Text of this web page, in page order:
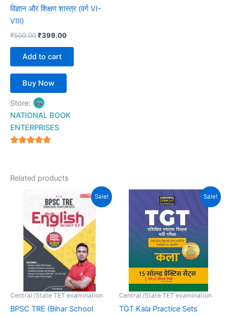
विज्ञान और शिक्षण शास्त्र (वर्ग VI-
VIII)
₹500.00₹399.00
Add to cart
Buy Now
Store:
NATIONAL BOOK
ENTERPRISES
Related products
Sale!
Central /State TET examination
BPSC TRE (Bihar School
price
was:
₹399.00.
Current
price
is:
₹286.00.
Sale!
Central /State TET examination
TGT Kala Practice Sets
price
was:
₹399.00.
Current
price
is:
₹159.00.